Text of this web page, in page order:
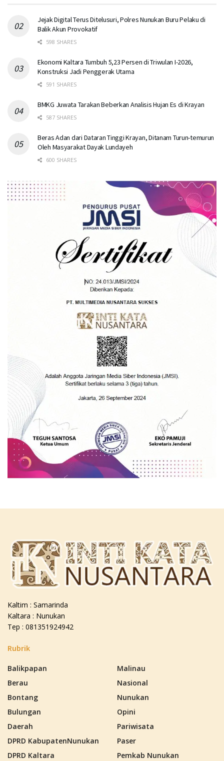
Jejak Digital Terus Ditelusuri, Polres Nunukan Buru Pelaku di
Balik Akun Provokatif
598 SHARES
Ekonomi Kaltara Tumbuh 5,23 Persen di Triwulan I-2026,
Konstruksi Jadi Penggerak Utama
591 SHARES
BMKG Juwata Tarakan Beberkan Analisis Hujan Es di Krayan
587 SHARES
Beras Adan dari Dataran Tinggi Krayan, Ditanam Turun-temurun
Oleh Masyarakat Dayak Lundayeh
600 SHARES
Kaltim : Samarinda
Kaltara : Nunukan
Tep : 081351924942
Rubrik
Balikpapan
Berau
Bontang
Bulungan
Daerah
DPRD KabupatenNunukan
DPRD Kaltara
Malinau
Nasional
Nunukan
Opini
Pariwisata
Paser
Pemkab Nunukan